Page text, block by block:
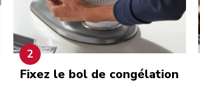
2
Fixez le bol de congélation